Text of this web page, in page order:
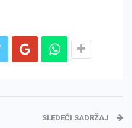
SLEDEĆI SADRŽAJ